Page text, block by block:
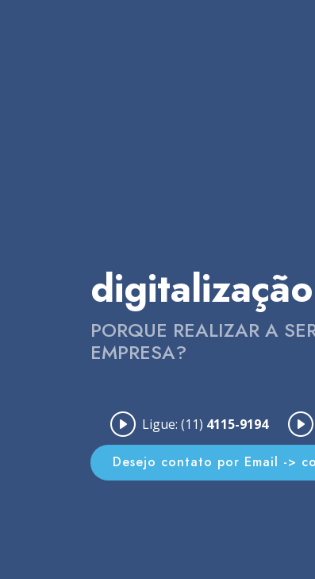
PORQUE REALIZAR A
EMPRESA?
Ligue: (11) 4115-9194
Desejo contato por Email ->